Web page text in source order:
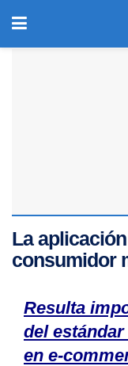
La
consumidor
Resulta
del
en e-